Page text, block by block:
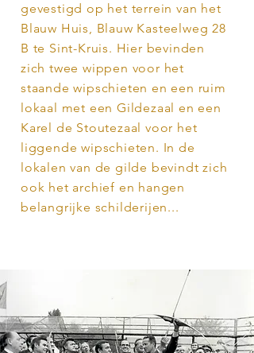
gevestigd op het terrein van het
Blauw Huis, Blauw Kasteelweg 28
B te Sint-Kruis. Hier bevinden
zich twee wippen voor het
staande wipschieten en een ruim
lokaal met een Gildezaal en een
Karel de Stoutezaal voor het
liggende wipschieten. In de
lokalen van de gilde bevindt zich
ook het archief en hangen
belangrijke schilderijen...